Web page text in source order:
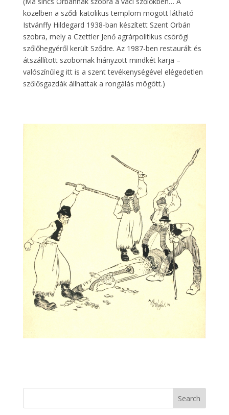
közelben a sződi katolikus templom mögött látható
Istvánffy Hildegard 1938-ban készített Szent Orbán
szobra, mely a Czettler Jenő agrárpolitikus csörögi
szőlőhegyéről került Sződre. Az 1987-ben restaurált és
átszállított szobornak hiányzott mindkét karja –
valószínűleg itt is a szent tevékenységével elégedetlen
szőlősgazdák állhattak a rongálás mögött.)
Search